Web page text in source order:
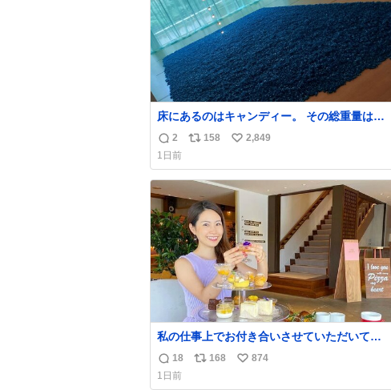
床にあるのはキャンディー。 その総重量は亡
くなった人と同等の重さだそうです。 鑑賞者
は一つ持ち帰れますが、亡くなった人の一部
を持ち帰っているような感覚になりました。
勇気を出して口に入れたら、ハッカ味😳✨ #ポ
ーラ美術館
返
信
数
2
リ
ス
ト
数
158
い
ね
数
2,849
1日前
私の仕事上でお付き合いさせていただいてい
る富裕層の社長さん達は、こんな事しない。
こんな自慢は一切しないし、なんなら表に出
てこない。 自分に自信がない半端モンはブラ
返
信
18
リ
168
い
874
1日前